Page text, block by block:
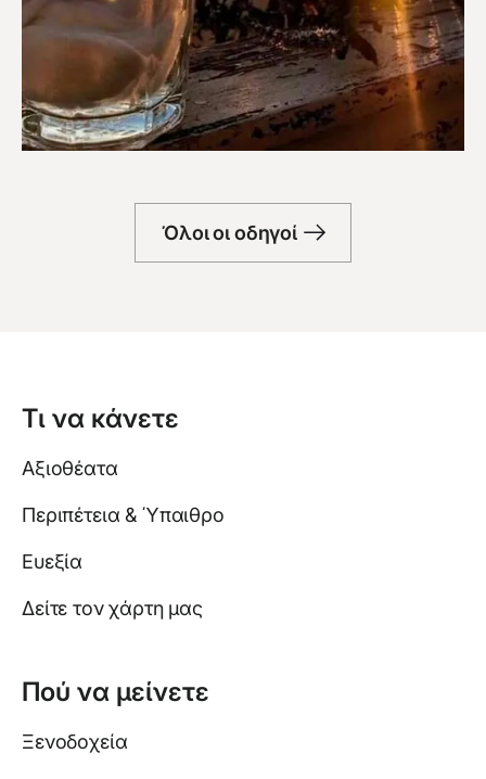
Μπαρ
Όλοι οι οδηγοί
Τι να κάνετε
Αξιοθέατα
Περιπέτεια & Ύπαιθρο
Ευεξία
Δείτε τον χάρτη μας
Πού να μείνετε
Ξενοδοχεία